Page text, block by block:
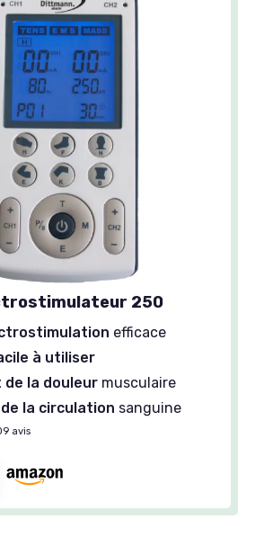
250
efficace
à utiliser
de la douleur musculaire
la circulation sanguine
avis